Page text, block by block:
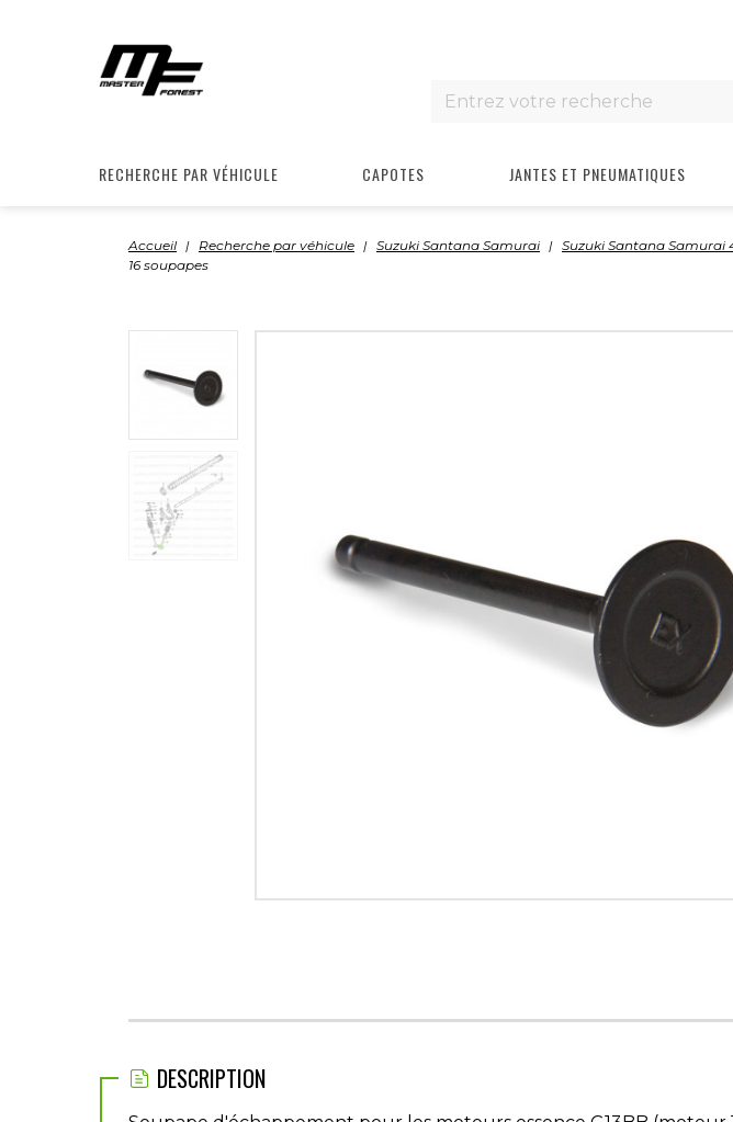
RECHERCHE PAR VÉHICULE CAPOTES JANTES ET PNEUMATIQUES
Accueil Recherche par véhicule Suzuki Santana Samurai Suzuki Santana Samurai
16 soupapes
DESCRIPTION